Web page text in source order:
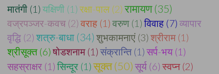
मातंगी (1) यक्षिणी (1) रक्षा-पाल (2) रामायण (35)
वज्रपञ्जर-कवच (2) वराह (1) वरुण (1) विवाह (7) व्यापार
वृद्धि (2) शत्रु-बाधा (34) शुभकामनाएं (3) श्रीराम (1)
श्रीसूक्त (6) षोडशनाम (1) संक्रान्ति (1) सर्प-भय (1)
सहस्राक्षर (1) सिन्दूर (1) सूक्त (50) सूर्य (6) स्वप्न (2)